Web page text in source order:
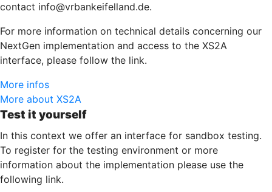
contact info@vrbankeifelland.de.
For more information on technical details concerning our
NextGen implementation and access to the XS2A
interface, please follow the link.
More infos
More about XS2A
Test it yourself
In this context we offer an interface for sandbox testing.
To register for the testing environment or more
information about the implementation please use the
following link.